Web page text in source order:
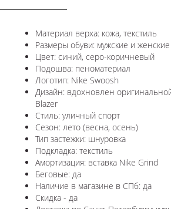
Материал верха: кожа, текстиль
Размеры обуви: мужские и женские
Цвет: синий, серо-коричневый
Подошва: пеноматериал
Логотип: Nike Swoosh
Дизайн: вдохновлен
Blazer
Стиль: уличный спорт
Сезон: лето (весна, осень)
Тип застежки: шнуровка
Подкладка: текстиль
Амортизация: вставка Nike Grind
Беговые: да
Наличие в магазине в СПб: да
Скидка - да